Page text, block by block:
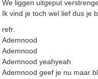
We liggen uitgeput
Ik vind je toch wel lief dus je
refr.
Ademnood
Ademnood
Ademnood yeahyeah
Ademnood geef je nu maar